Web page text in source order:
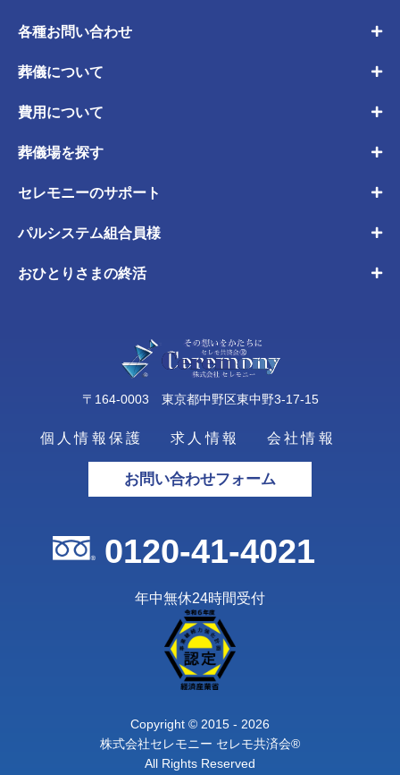
各種お問い合わせ
葬儀について
費用について
葬儀場を探す
セレモニーのサポート
パルシステム組合員様
おひとりさまの終活
〒164-0003 東京都中野区東中野3-17-15
個人情報保護 求人情報 会社情報
お問い合わせフォーム
0120-41-4021
年中無休24時間受付
Copyright © 2015 - 2026
株式会社セレモニー セレモ共済会®
All Rights Reserved